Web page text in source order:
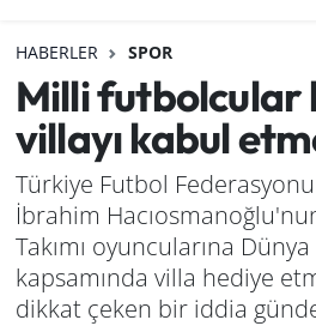
HABERLER SPOR
Milli futbolcular
villayı kabul
Türkiye Futbol Federasyonu
İbrahim
Takımı oyuncularına
kapsamında villa hediye
dikkat çeken bir iddia
Genel
Haber
Izmir
Kütahya
Son Dakika Haberleri
Haber Arşivi